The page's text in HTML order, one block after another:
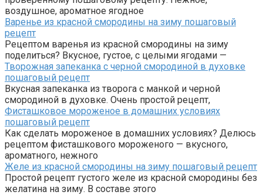
воздушное, ароматное ягодное
Варенье из красной смородины на зиму пошаговый
рецепт
Рецептом варенья из красной смородины на зиму
поделиться? Вкусное, густое, с целыми ягодами —
Творожная запеканка с черной смородиной в духовке
пошаговый рецепт
Вкусная запеканка из творога с манкой и черной
смородиной в духовке. Очень простой рецепт,
Фисташковое мороженое в домашних условиях
пошаговый рецепт
Как сделать мороженое в домашних условиях? Делюсь
рецептом фисташкового мороженого — вкусного,
ароматного, нежного
Желе из красной смородины на зиму пошаговый рецепт
Простой рецепт густого желе из красной смородины без
желатина на зиму. В составе этого